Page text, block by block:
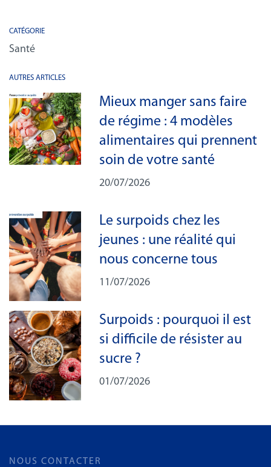
CATÉGORIE
Santé
AUTRES ARTICLES
Mieux manger sans faire
de régime : 4 modèles
alimentaires qui prennent
soin de votre santé
20/07/2026
Le surpoids chez les
jeunes : une réalité qui
nous concerne tous
11/07/2026
Surpoids : pourquoi il est
si difficile de résister au
sucre ?
01/07/2026
NOUS CONTACTER